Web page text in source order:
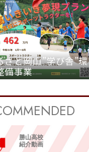
さと岡山”学び舎”環
備事業
勝山高校
紹介動画